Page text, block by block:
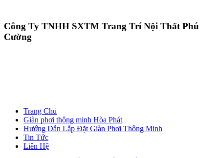
Công Ty TNHH SXTM Trang Trí Nội Thất Phú
Cường
Trang Chủ
Giàn phơi thông minh Hòa Phát
Hướng Dẫn Lắp Đặt Giàn Phơi Thông Minh
Tin Tức
Liên Hệ